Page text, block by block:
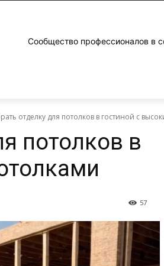
Сообщество профессионалов в
отделку для потолков в гостиной с
потолков в
57